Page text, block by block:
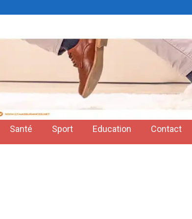
Santé Sport Education Contact